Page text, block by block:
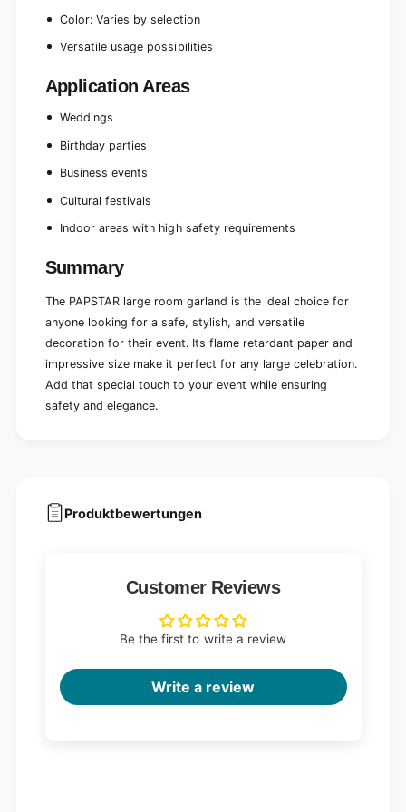
Color: Varies by selection
Versatile usage possibilities
Application Areas
Weddings
Birthday parties
Business events
Cultural festivals
Indoor areas with high safety requirements
Summary
The PAPSTAR large room garland is the ideal choice for
anyone looking for a safe, stylish, and versatile
decoration for their event. Its flame retardant paper and
impressive size make it perfect for any large celebration.
Add that special touch to your event while ensuring
safety and elegance.
Produktbewertungen
Customer Reviews
Be the first to write a review
Write a review